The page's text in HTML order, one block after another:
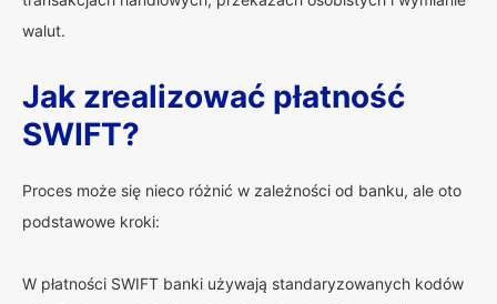
walut.
Jak zrealizować płatność
SWIFT?
Proces może się nieco różnić w zależności od banku, ale oto
podstawowe kroki:
W płatności SWIFT banki używają standaryzowanych kodów